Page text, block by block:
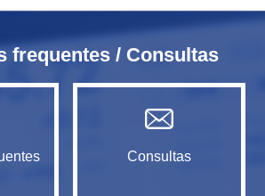
frequentes / Consultas
Consultas